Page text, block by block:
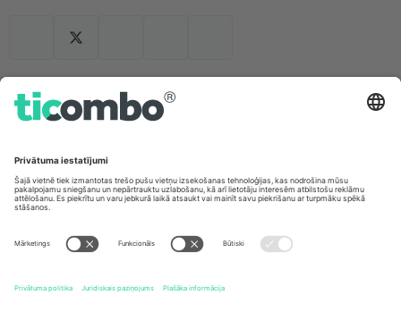
Biroji un atbalsts
Germany
Berlin, Germany
United Kingdom
London, EC1V 1AW, United
United States